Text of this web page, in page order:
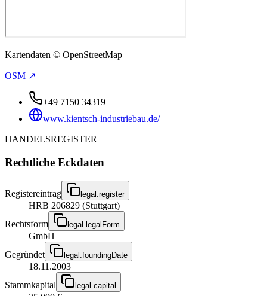
Kartendaten © OpenStreetMap
OSM ↗
+49 7150 34319
www.kientsch-industriebau.de/
HANDELSREGISTER
Rechtliche Eckdaten
Registereintrag legal.register
HRB 206829 (Stuttgart)
Rechtsform
legal.legalForm
GmbH
Gegründet
legal.foundingDate
18.11.2003
Stammkapital
legal.capital